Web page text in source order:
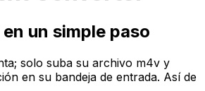
un simple paso
solo suba su archivo m4v y
en su bandeja de entrada. Así de